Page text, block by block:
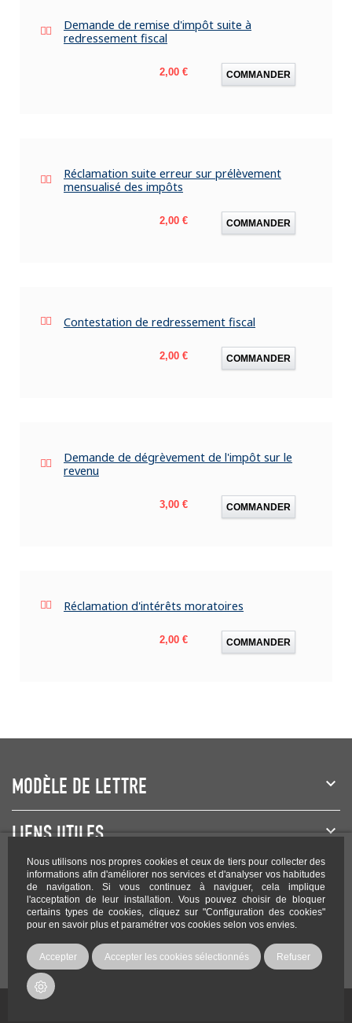
Nous utilisons nos propres cookies et ceux de tiers pour collecter des
informations afin d'améliorer nos services et d'analyser vos habitudes
de navigation. Si vous continuez à naviguer, cela implique
l'acceptation de leur installation. Vous pouvez choisir de bloquer
certains types de cookies, cliquez sur "Configuration des cookies"
pour en savoir plus et paramétrer vos cookies selon vos envies.
Accepter Accepter les cookies sélectionnés Refuser
Demande de remise d'impôt suite à
redressement fiscal
Prix
2,00 € COMMANDER
Réclamation suite erreur sur prélèvement
mensualisé des impôts
Prix
2,00 € COMMANDER
Contestation de redressement fiscal
Prix
2,00 € COMMANDER
Demande de dégrèvement de l'impôt sur le
revenu
Prix
3,00 € COMMANDER
Réclamation d'intérêts moratoires
Prix
2,00 € COMMANDER
MODÈLE DE LETTRE
LIENS UTILES
NEWSLETTER